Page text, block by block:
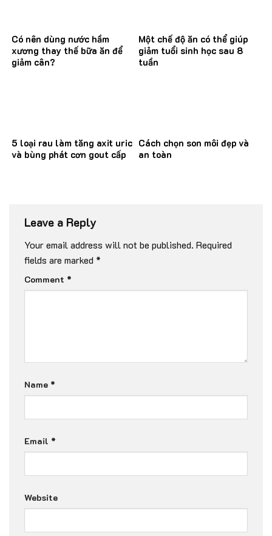
Có nên dùng nước hầm
xương thay thế bữa ăn để
giảm cân?
Một chế độ ăn có thể giúp
giảm tuổi sinh học sau 8
tuần
5 loại rau làm tăng axit uric
và bùng phát cơn gout cấp
Cách chọn son môi đẹp và
an toàn
Leave a Reply
Your email address will not be published. Required
fields are marked *
Comment *
Name *
Email *
Website